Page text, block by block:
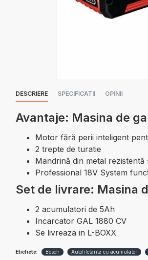
DESCRIERE SPECIFICATII OPINII
Avantaje: Masina de
Motor fără perii inteligent
2 trepte de turatie
Mandrină din metal
Professional 18V System
Set de livrare: Masina
2 acumulatori de 5Ah
Incarcator GAL 1880 CV
Se livreaza in L-BOXX
Etichete: Bosch Autofiletanta cu acumulator